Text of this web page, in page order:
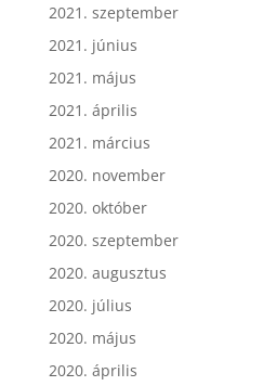
2021. szeptember
2021. június
2021. május
2021. április
2021. március
2020. november
2020. október
2020. szeptember
2020. augusztus
2020. július
2020. május
2020. április